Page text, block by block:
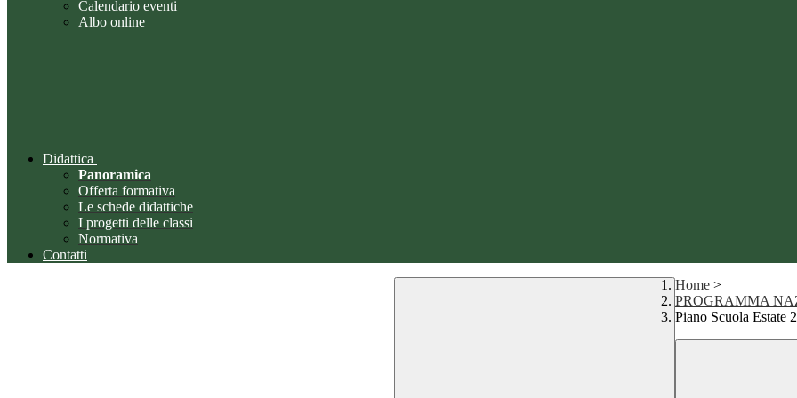
Calendario eventi
Albo online
Didattica
Panoramica
Offerta formativa
Le schede didattiche
I progetti delle classi
Normativa
Contatti
Home >
PROGRAMMA
Piano Scuola Estate